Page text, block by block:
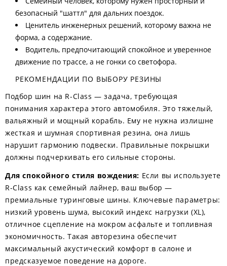
безопасный "шаттл" для дальних поездок.
Ценитель инженерных решений, которому важна не
форма, а содержание.
Водитель, предпочитающий спокойное и уверенное
движение по трассе, а не гонки со светофора.
РЕКОМЕНДАЦИИ ПО ВЫБОРУ РЕЗИНЫ
Подбор шин на R-Class — задача, требующая
понимания характера этого автомобиля. Это тяжелый,
вальяжный и мощный корабль. Ему не нужна излишне
жесткая и шумная спортивная резина, она лишь
нарушит гармонию подвески. Правильные покрышки
должны подчеркивать его сильные стороны.
Для спокойного стиля вождения: Если вы используете
R-Class как семейный лайнер, ваш выбор —
премиальные туринговые шины. Ключевые параметры:
низкий уровень шума, высокий индекс нагрузки (XL),
отличное сцепление на мокром асфальте и топливная
экономичность. Такая авторезина обеспечит
максимальный акустический комфорт в салоне и
предсказуемое поведение на дороге.